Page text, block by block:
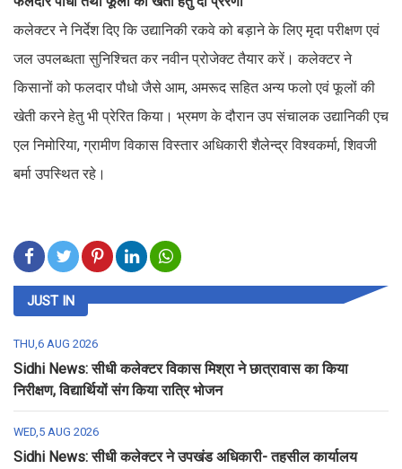
कलेक्टर ने निर्देश दिए कि उद्यानिकी रकवे को बड़ाने के लिए मृदा परीक्षण एवं
जल उपलब्धता सुनिश्चित कर नवीन प्रोजेक्ट तैयार करें। कलेक्टर ने
किसानों को फलदार पौधो जैसे आम, अमरूद सहित अन्य फलो एवं फूलों की
खेती करने हेतु भी प्रेरित किया। भ्रमण के दौरान उप संचालक उद्यानिकी एच
एल निमोरिया, ग्रामीण विकास विस्तार अधिकारी शैलेन्द्र विश्वकर्मा, शिवजी
बर्मा उपस्थित रहे।
JUST IN
THU,6 AUG 2026
Sidhi News: सीधी कलेक्टर विकास मिश्रा ने छात्रावास का किया
निरीक्षण, विद्यार्थियों संग किया रात्रि भोजन
WED,5 AUG 2026
Sidhi News: सीधी कलेक्टर ने उपखंड अधिकारी- तहसील कार्यालय